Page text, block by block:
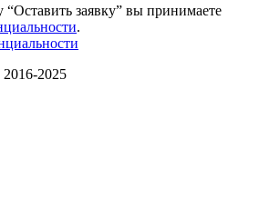
заявку” вы принимаете
.
2025